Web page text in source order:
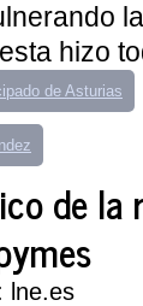
hizo
de Asturias
de la
lne.es